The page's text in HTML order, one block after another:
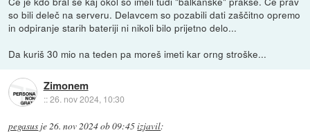
so bili deleč na serveru. Delavcem so pozabili dati zaščitno opremo
in odpiranje starih bateriji ni nikoli bilo prijetno delo...
Da kuriš 30 mio na teden pa moreš imeti kar orng stroške...
Zimonem
::26. nov 2024, 10:30
pegasus je26. nov 2024 ob 09:45izjavil: